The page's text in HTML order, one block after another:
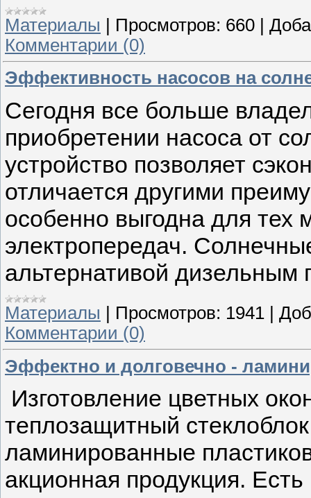
Материалы | Просмотров: 660 |
Комментарии (0)
Эффективность насосов на
Сегодня все больше
приобретении насоса от
устройство позволяет
отличается другими
особенно выгодна для тех
электропередач.
альтернативой дизельным
Материалы Просмотров: 1941
Комментарии (0)
Эффектно и долговечно -
Изготовление цветных
теплозащитный
ламинированные
акционная продукция.